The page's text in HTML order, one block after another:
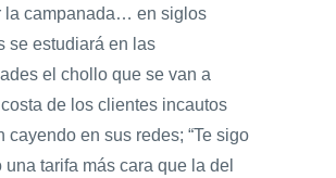
la campanada… en siglos
se estudiará en las
el chollo que se van a
de los clientes incautos
cayendo en sus redes; “Te sigo
una tarifa más cara que la del